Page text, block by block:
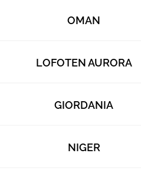
OMAN
LOFOTEN AURORA
GIORDANIA
NIGER